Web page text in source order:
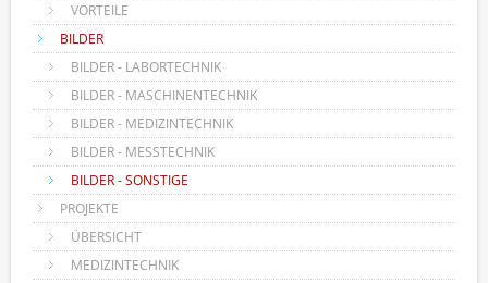
VORTEILE
BILDER
BILDER - LABORTECHNIK
BILDER - MASCHINENTECHNIK
BILDER - MEDIZINTECHNIK
BILDER - MESSTECHNIK
BILDER - SONSTIGE
PROJEKTE
ÜBERSICHT
MEDIZINTECHNIK